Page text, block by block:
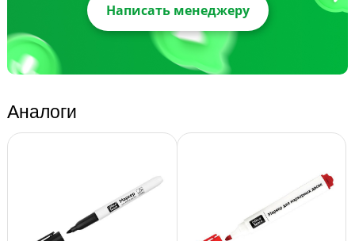
Написать менеджеру
Аналоги